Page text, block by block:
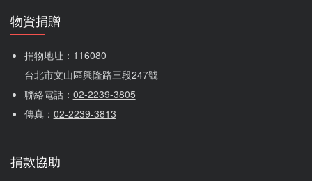
物資捐贈
捐物地址：116080
台北市文山區興隆路三段247號
聯絡電話： 02-2239-3805
傳真： 02-2239-3813
捐款協助